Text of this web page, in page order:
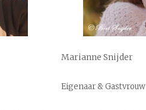
Marianne Snijder
Eigenaar & Gastvrouw